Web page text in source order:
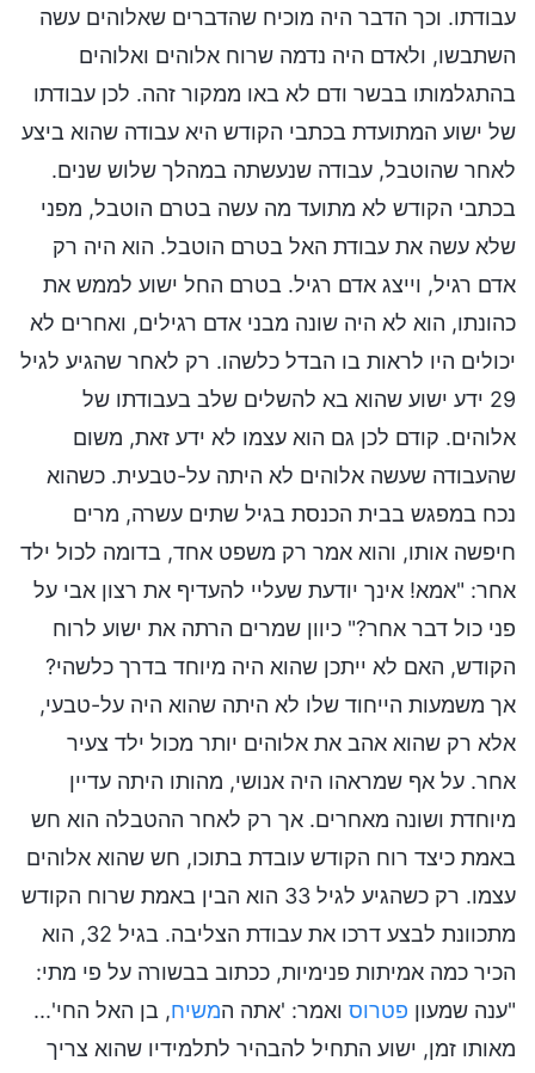
עבודתו. וכך הדבר היה מוכיח שהדברים שאלוהים עשה
השתבשו, ולאדם היה נדמה שרוח אלוהים ואלוהים
בהתגלמותו בבשר ודם לא באו ממקור זהה. לכן עבודתו
של ישוע המתועדת בכתבי הקודש היא עבודה שהוא ביצע
לאחר שהוטבל, עבודה שנעשתה במהלך שלוש שנים.
בכתבי הקודש לא מתועד מה עשה בטרם הוטבל, מפני
שלא עשה את עבודת האל בטרם הוטבל. הוא היה רק
אדם רגיל, וייצג אדם רגיל. בטרם החל ישוע לממש את
כהונתו, הוא לא היה שונה מבני אדם רגילים, ואחרים לא
יכולים היו לראות בו הבדל כלשהו. רק לאחר שהגיע לגיל
29 ידע ישוע שהוא בא להשלים שלב בעבודתו של
אלוהים. קודם לכן גם הוא עצמו לא ידע זאת, משום
שהעבודה שעשה אלוהים לא היתה על-טבעית. כשהוא
נכח במפגש בבית הכנסת בגיל שתים עשרה, מרים
חיפשה אותו, והוא אמר רק משפט אחד, בדומה לכול ילד
אחר: "אמא! אינך יודעת שעליי להעדיף את רצון אבי על
פני כול דבר אחר?" כיוון שמרים הרתה את ישוע לרוח
הקודש, האם לא ייתכן שהוא היה מיוחד בדרך כלשהי?
אך משמעות הייחוד שלו לא היתה שהוא היה על-טבעי,
אלא רק שהוא אהב את אלוהים יותר מכול ילד צעיר
אחר. על אף שמראהו היה אנושי, מהותו היתה עדיין
מיוחדת ושונה מאחרים. אך רק לאחר ההטבלה הוא חש
באמת כיצד רוח הקודש עובדת בתוכו, חש שהוא אלוהים
עצמו. רק כשהגיע לגיל 33 הוא הבין באמת שרוח הקודש
מתכוונת לבצע דרכו את עבודת הצליבה. בגיל 32, הוא
הכיר כמה אמיתות פנימיות, ככתוב בבשורה על פי מתי:
"ענה שמעון פטרוס ואמר: 'אתה המשיח, בן האל החי'...
מאותו זמן, ישוע התחיל להבהיר לתלמידיו שהוא צריך